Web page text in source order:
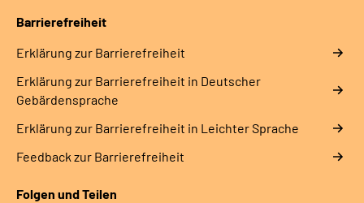
Barrierefreiheit
Erklärung zur Barrierefreiheit
Erklärung zur Barrierefreiheit in Deutscher
Gebärdensprache
Erklärung zur Barrierefreiheit in Leichter Sprache
Feedback zur Barrierefreiheit
Folgen und Teilen